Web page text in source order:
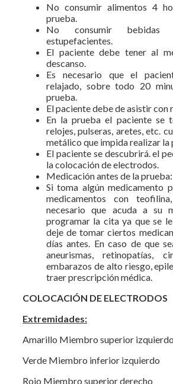
No consumir alimentos 4
prueba.
No consumir bebidas
estupefacientes.
El paciente debe tener al
descanso.
Es necesario que el
relajado, sobre todo 20
prueba.
El paciente debe de asistir con
En la prueba el paciente se
relojes, pulseras, aretes, etc.
metálico que impida realizar la
El paciente se descubrirá. el
la colocación de electrodos.
Medicación antes de la prueba:
Si toma algún medicamento
medicamentos con
necesario que acuda a su
programar la cita ya que se
deje de tomar ciertos
días antes. En caso de que
aneurismas, retinopatías,
embarazos de alto riesgo,
traer prescripción médica.
COLOCACIÓN DE ELECTRODOS
Extremidades:
Amarillo Miembro superior izquierdo
Verde Miembro inferior izquierdo
Rojo Miembro superior derecho